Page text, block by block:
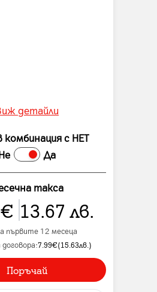
детайли
комбинация с НЕТ
Да
такса
€ 13.67 лв.
първите 12 месеца
7.99€(15.63лв. )
Поръчай